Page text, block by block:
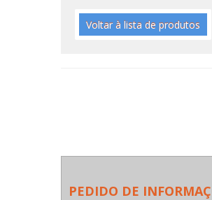
Voltar à lista de produtos
PEDIDO DE